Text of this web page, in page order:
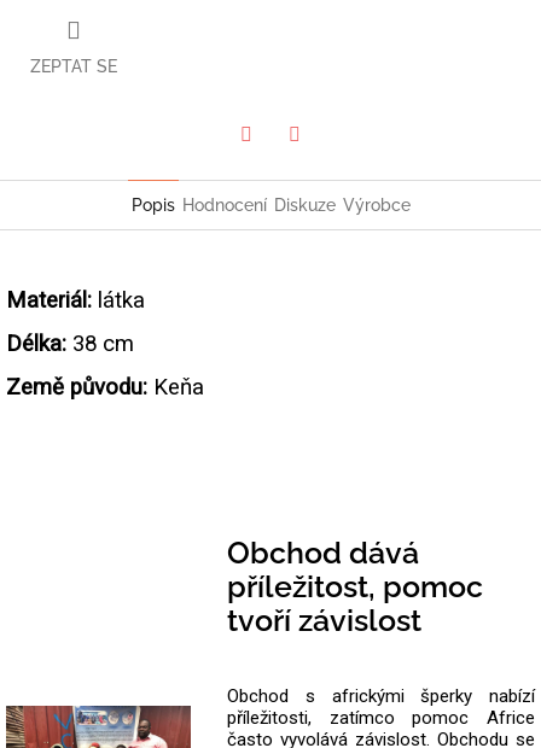
ZEPTAT SE
Popis Hodnocení Diskuze Výrobce
Materiál: látka
Délka: 38 cm
Země původu: Keňa
Obchod dává
příležitost, pomoc
tvoří závislost
Obchod s africkými šperky nabízí
příležitosti, zatímco pomoc Africe
často vyvolává závislost. Obchodu se